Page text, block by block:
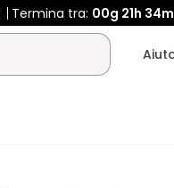
Termina tra: 00g 21h 34m